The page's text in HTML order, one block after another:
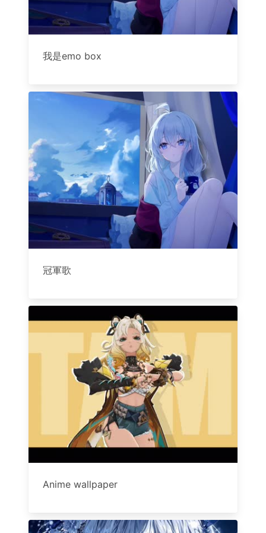
我是emo box
冠軍歌
Anime wallpaper